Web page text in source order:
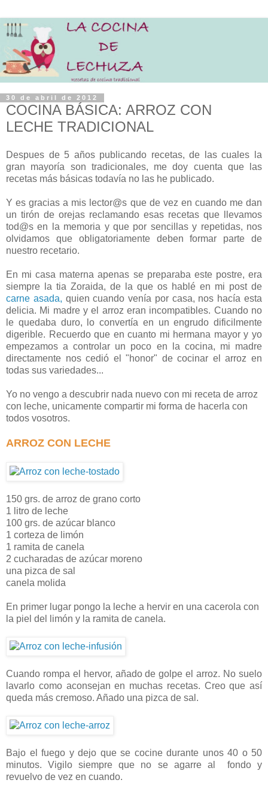
30 de abril de 2012
COCINA BÁSICA: ARROZ CON
LECHE TRADICIONAL
Despues de 5 años publicando recetas, de las cuales la
gran mayoría son tradicionales, me doy cuenta que las
recetas más básicas todavía no las he publicado.
Y es gracias a mis lector@s que de vez en cuando me dan
un tirón de orejas reclamando esas recetas que llevamos
tod@s en la memoria y que por sencillas y repetidas, nos
olvidamos que obligatoriamente deben formar parte de
nuestro recetario.
En mi casa materna apenas se preparaba este postre, era
siempre la tia Zoraida, de la que os hablé en mi post de
carne asada, quien cuando venía por casa, nos hacía esta
delicia. Mi madre y el arroz eran incompatibles. Cuando no
le quedaba duro, lo convertía en un engrudo dificilmente
digerible. Recuerdo que en cuanto mi hermana mayor y yo
empezamos a controlar un poco en la cocina, mi madre
directamente nos cedió el "honor" de cocinar el arroz en
todas sus variedades...
Yo no vengo a descubrir nada nuevo con mi receta de arroz
con leche, unicamente compartir mi forma de hacerla con
todos vosotros.
ARROZ CON LECHE
150 grs. de arroz de grano corto
1 litro de leche
100 grs. de azúcar blanco
1 corteza de limón
1 ramita de canela
2 cucharadas de azúcar moreno
una pizca de sal
canela molida
En primer lugar pongo la leche a hervir en una cacerola con
la piel del limón y la ramita de canela.
Cuando rompa el hervor, añado de golpe el arroz. No suelo
lavarlo como aconsejan en muchas recetas. Creo que así
queda más cremoso. Añado una pizca de sal.
Bajo el fuego y dejo que se cocine durante unos 40 o 50
minutos. Vigilo siempre que no se agarre al fondo y
revuelvo de vez en cuando.